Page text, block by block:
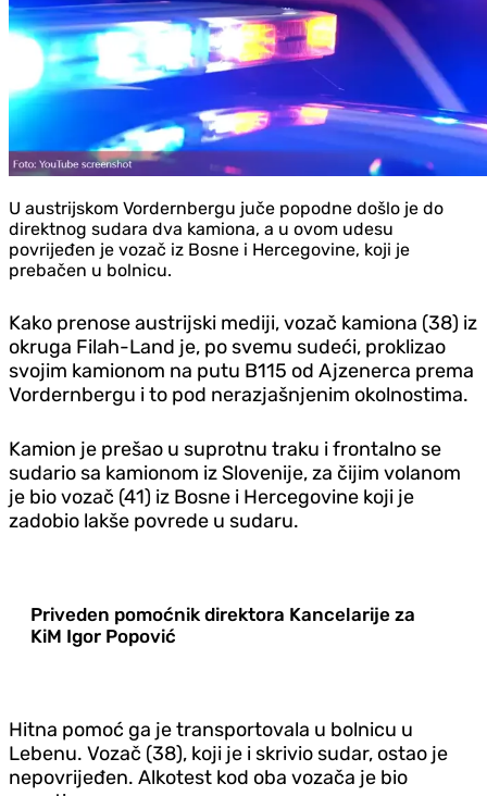
U austrijskom Vordernbergu juče popodne došlo je do
direktnog sudara dva kamiona, a u ovom udesu
povrijeđen je vozač iz Bosne i Hercegovine, koji je
prebačen u bolnicu.
Kako prenose austrijski mediji, vozač kamiona (38) iz
okruga Filah-Land je, po svemu sudeći, proklizao
svojim kamionom na putu B115 od Ajzenerca prema
Vordernbergu i to pod nerazjašnjenim okolnostima.
Kamion je prešao u suprotnu traku i frontalno se
sudario sa kamionom iz Slovenije, za čijim volanom
je bio vozač (41) iz Bosne i Hercegovine koji je
zadobio lakše povrede u sudaru.
Priveden pomoćnik direktora Kancelarije za
KiM Igor Popović
Hitna pomoć ga je transportovala u bolnicu u
Lebenu. Vozač (38), koji je i skrivio sudar, ostao je
nepovrijeđen. Alkotest kod oba vozača je bio